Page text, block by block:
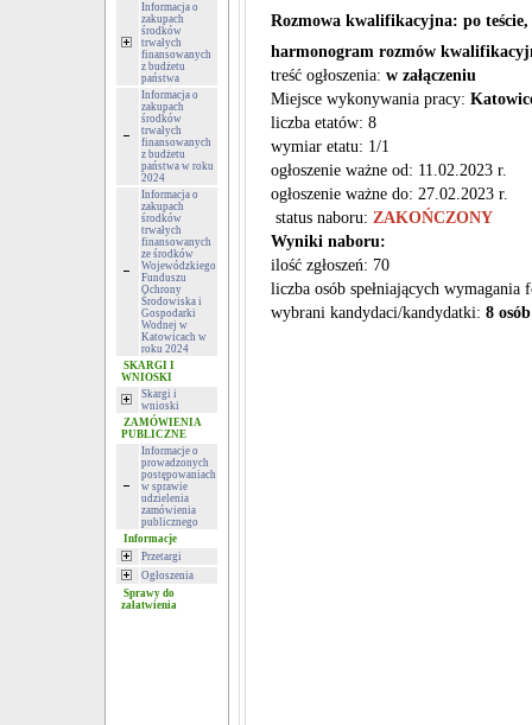
Informacja o
zakupach
środków
trwałych
finansowanych
z budżetu
państwa
Informacja o
zakupach
środków
trwałych
finansowanych
z budżetu
państwa w roku
2024
Informacja o
zakupach
środków
trwałych
finansowanych
ze środków
Wojewódzkiego
Funduszu
Ochrony
Środowiska i
Gospodarki
Wodnej w
Katowicach w
roku 2024
SKARGI I
WNIOSKI
Skargi i
wnioski
ZAMÓWIENIA
PUBLICZNE
Informacje o
prowadzonych
postępowaniach
w sprawie
udzielenia
zamówienia
publicznego
Informacje
Przetargi
Ogłoszenia
Sprawy do
załatwienia
Rozmowa kwalifikacyjna: po
harmonogram rozmów
treść ogłoszenia: w załączeniu
Miejsce wykonywania pracy:
liczba etatów: 8
wymiar etatu: 1/1
ogłoszenie ważne od: 11.02.2023 r.
ogłoszenie ważne do: 27.02.2023 r.
status naboru: ZAKOŃCZONY
Wyniki naboru:
ilość zgłoszeń: 70
liczba osób spełniających wymagania
wybrani kandydaci/kandydatki: 8